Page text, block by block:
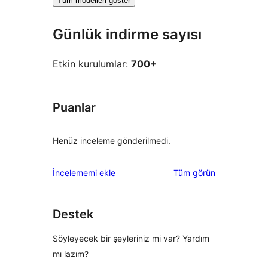
Günlük indirme sayısı
Etkin kurulumlar: 700+
Puanlar
Henüz inceleme gönderilmedi.
İncelememi ekle Tüm değerlendirmeleri
görün
Destek
Söyleyecek bir şeyleriniz mi var? Yardım
mı lazım?